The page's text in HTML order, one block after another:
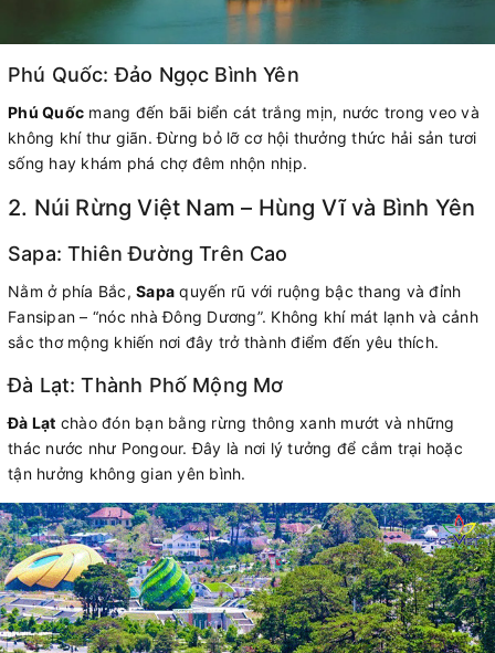
Phú Quốc: Đảo Ngọc Bình Yên
Phú Quốc mang đến bãi biển cát trắng mịn, nước trong veo và
không khí thư giãn. Đừng bỏ lỡ cơ hội thưởng thức hải sản tươi
sống hay khám phá chợ đêm nhộn nhịp.
2. Núi Rừng Việt Nam – Hùng Vĩ và Bình Yên
Sapa: Thiên Đường Trên Cao
Nằm ở phía Bắc, Sapa quyến rũ với ruộng bậc thang và đỉnh
Fansipan – “nóc nhà Đông Dương”. Không khí mát lạnh và cảnh
sắc thơ mộng khiến nơi đây trở thành điểm đến yêu thích.
Đà Lạt: Thành Phố Mộng Mơ
Đà Lạt chào đón bạn bằng rừng thông xanh mướt và những
thác nước như Pongour. Đây là nơi lý tưởng để cắm trại hoặc
tận hưởng không gian yên bình.